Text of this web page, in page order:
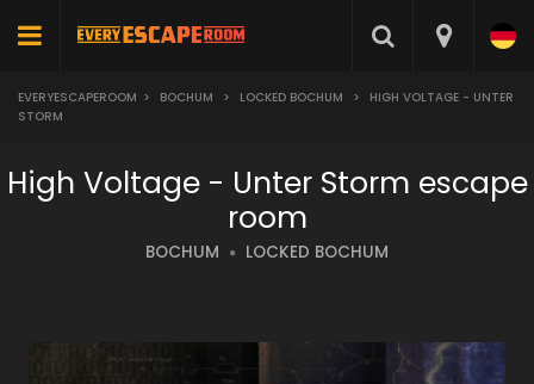
EVERYESCAPEROOM > BOCHUM > LOCKED BOCHUM >
HIGH VOLTAGE - UNTER
STORM
High Voltage - Unter Storm escape
room
BOCHUM LOCKED BOCHUM